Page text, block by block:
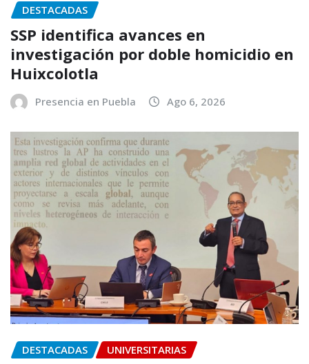
DESTACADAS
SSP identifica avances en
investigación por doble homicidio en
Huixcolotla
Presencia en Puebla Ago 6, 2026
DESTACADAS UNIVERSITARIAS